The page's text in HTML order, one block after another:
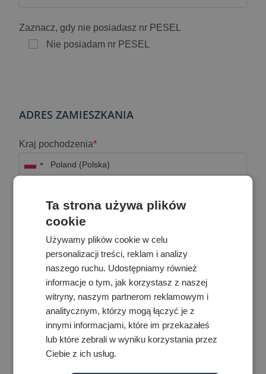
Zaznacz, gdy nie posiadasz nr PESEL
Nie posiadam nr PESEL
ADRES ZAMIESZKANIA
Kraj pochodzenia*
Gmina*
Ta strona używa plików
cookie
Używamy plików cookie w celu
personalizacji treści, reklam i analizy
naszego ruchu. Udostępniamy również
informacje o tym, jak korzystasz z naszej
witryny, naszym partnerom reklamowym i
analitycznym, którzy mogą łączyć je z
innymi informacjami, które im przekazałeś
lub które zebrali w wyniku korzystania przez
Ciebie z ich usług.